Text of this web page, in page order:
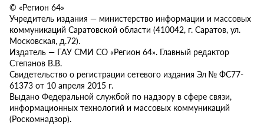
© «Регион 64»
Учредитель издания — министерство информации и массовых
коммуникаций Саратовской области (410042, г. Саратов, ул.
Московская, д.72).
Издатель — ГАУ СМИ СО «Регион 64». Главный редактор
Степанов В.В.
Свидетельство о регистрации сетевого издания Эл № ФС77-
61373 от 10 апреля 2015 г.
Выдано Федеральной службой по надзору в сфере связи,
информационных технологий и массовых коммуникаций
(Роскомнадзор).